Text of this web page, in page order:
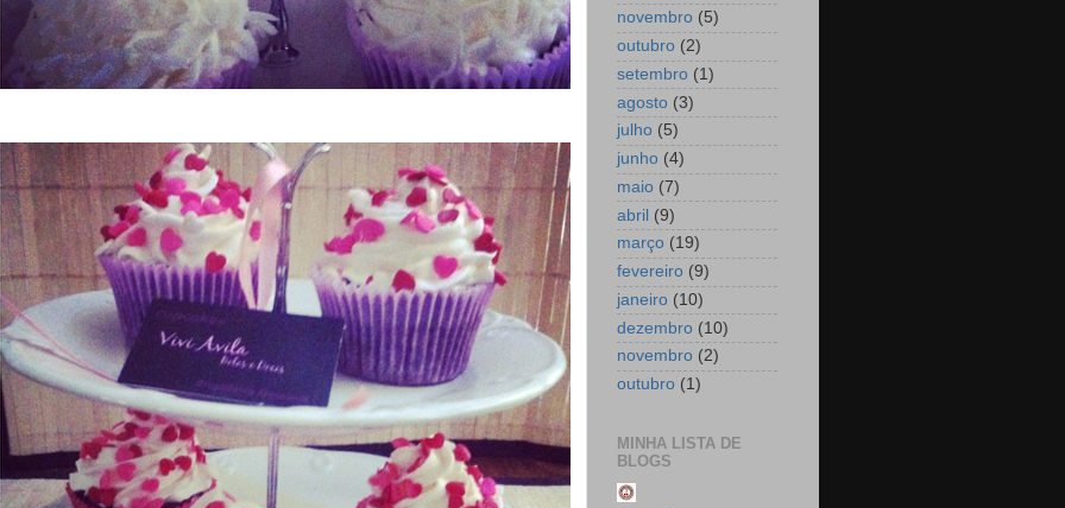
novembro (5)
outubro (2)
setembro (1)
agosto (3)
julho (5)
junho (4)
maio (7)
abril (9)
março (19)
fevereiro (9)
janeiro (10)
dezembro (10)
novembro (2)
outubro (1)
MINHA LISTA DE
BLOGS